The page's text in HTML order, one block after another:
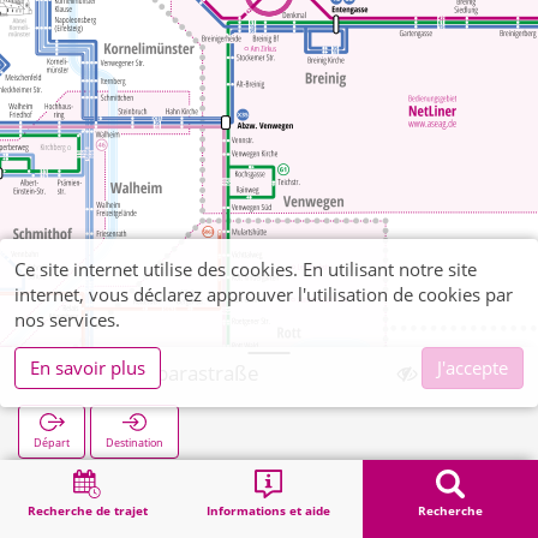
Recherche de trajet Informations et aide Recherche
Breinig Barbarastraße
Départ Destination
Démarrage Recherche Breinig Barbarastraße
Ce site internet utilise des cookies. En utilisant notre site
internet, vous déclarez approuver l'utilisation de cookies par
nos services.
En savoir plus
J'accepte